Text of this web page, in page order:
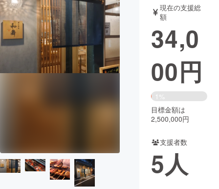
アート・写真 音楽
テクノロジー・ガジェット ゲーム・
映像・映画 書籍・雑誌
チャレンジ
CAMPFIRE Creation
CAMPFIREふるさと納税
コミュニティ
現在の支援総
額
34,0
00円
1%
目標金額は
2,500,000円
支援者数
5人